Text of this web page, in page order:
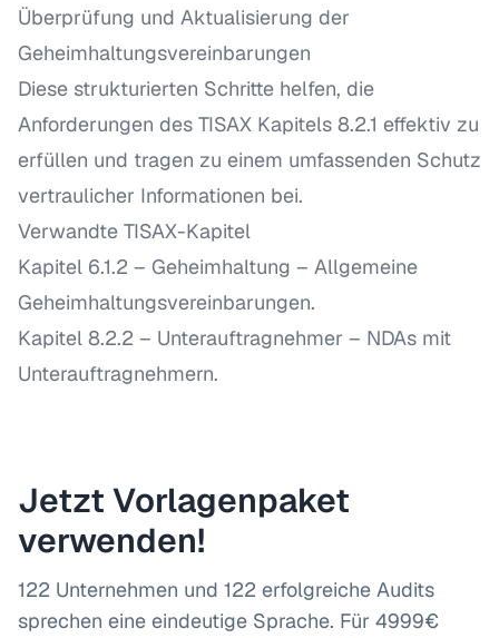
Überprüfung und Aktualisierung der
Geheimhaltungsvereinbarungen
Diese strukturierten Schritte helfen, die
Anforderungen des TISAX Kapitels 8.2.1 effektiv zu
erfüllen und tragen zu einem umfassenden Schutz
vertraulicher Informationen bei.
Verwandte TISAX-Kapitel
Kapitel 6.1.2 – Geheimhaltung – Allgemeine
Geheimhaltungsvereinbarungen.
Kapitel 8.2.2 – Unterauftragnehmer – NDAs mit
Unterauftragnehmern.
Jetzt Vorlagenpaket
verwenden!
122 Unternehmen und 122 erfolgreiche Audits
sprechen eine eindeutige Sprache. Für 4999€